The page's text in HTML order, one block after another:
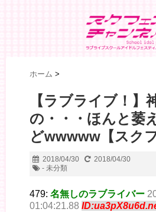
ホーム >
【ラブライブ！】
の・・・ほんと萎
どwwwww【スク
2018/04/30
2018/04/30
- 未分類
479: 名無しのラブライバー
01:04:21.88